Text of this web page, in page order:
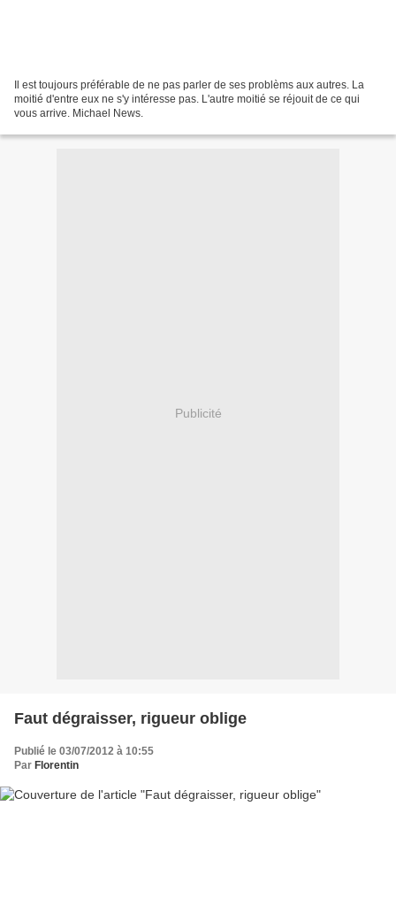
Il est toujours préférable de ne pas parler de ses problèms aux autres. La
moitié d'entre eux ne s'y intéresse pas. L'autre moitié se réjouit de ce qui
vous arrive. Michael News.
Publicité
Faut dégraisser, rigueur oblige
Publié le 03/07/2012 à 10:55
Par Florentin